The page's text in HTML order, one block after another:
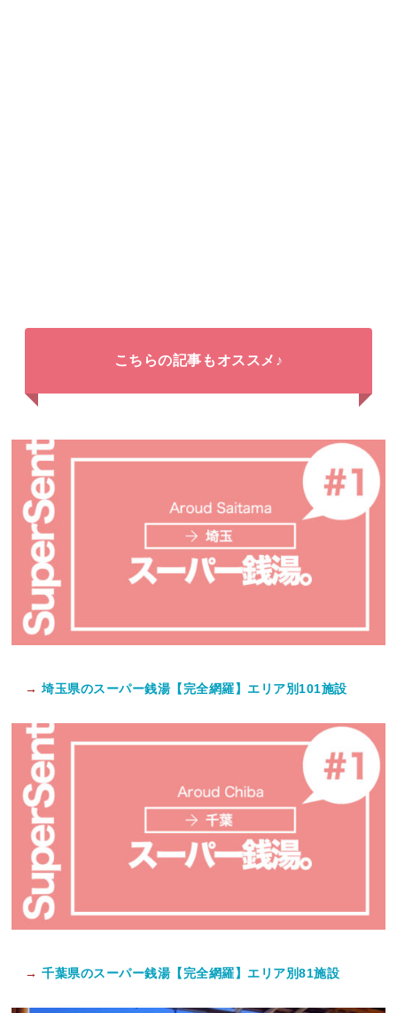
こちらの記事もオススメ♪
→ 埼玉県のスーパー銭湯【完全網羅】エリア別101施設
→ 千葉県のスーパー銭湯【完全網羅】エリア別81施設